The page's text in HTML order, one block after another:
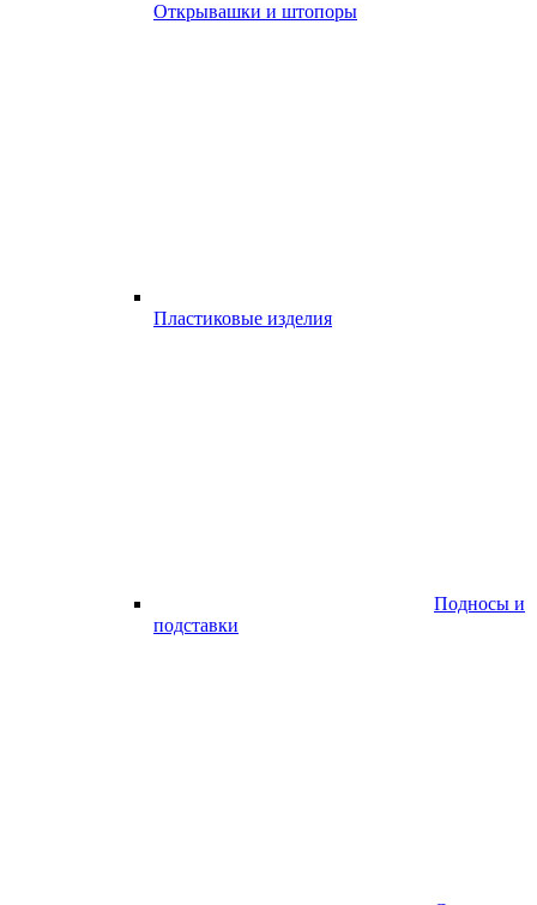
Открывашки и штопоры
Пластиковые изделия
Подносы и
подставки